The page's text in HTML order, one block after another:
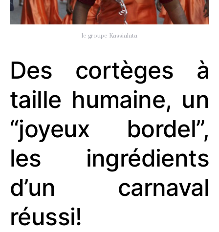
le groupe Kassialata
Des cortèges à
taille humaine, un
“joyeux bordel”,
les ingrédients
d’un carnaval
réussi!